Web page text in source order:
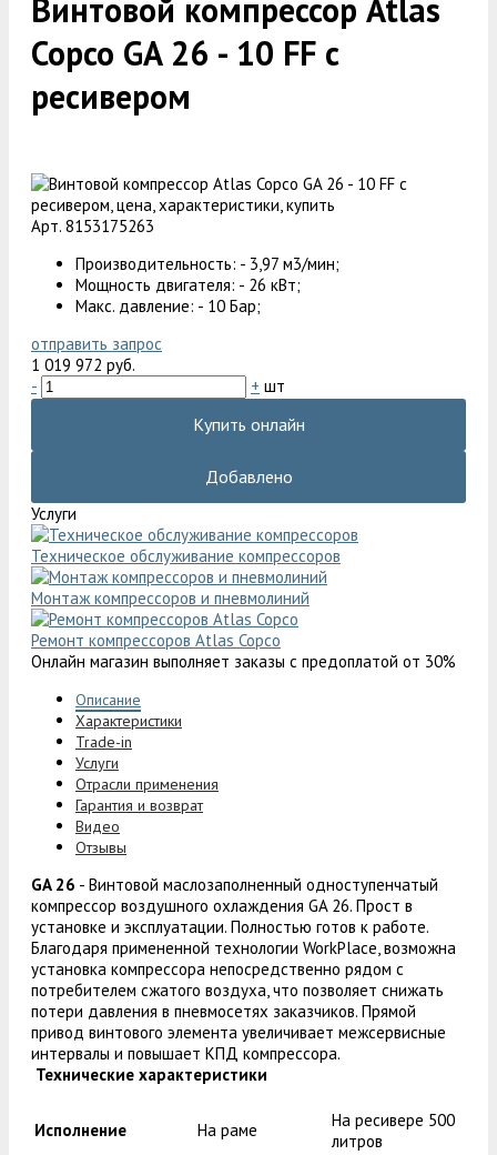
Винтовой компрессор Atlas
Copco GA 26 - 10 FF с
ресивером
Арт. 8153175263
Производительность: - 3,97 м3/мин;
Мощность двигателя: - 26 кВт;
Макс. давление: - 10 Бар;
отправить запрос
1 019 972 руб.
-
+ шт
Купить онлайн
Добавлено
Услуги
Техническое обслуживание компрессоров
Монтаж компрессоров и пневмолиний
Ремонт компрессоров Atlas Copco
Онлайн магазин выполняет заказы с предоплатой от 30%
Описание
Характеристики
Trade-in
Услуги
Отрасли применения
Гарантия и возврат
Видео
Отзывы
GA 26 - Винтовой маслозаполненный одноступенчатый
компрессор воздушного охлаждения GA 26. Прост в
установке и эксплуатации. Полностью готов к работе.
Благодаря примененной технологии WorkPlace, возможна
установка компрессора непосредственно рядом с
потребителем сжатого воздуха, что позволяет снижать
потери давления в пневмосетях заказчиков. Прямой
привод винтового элемента увеличивает межсервисные
интервалы и повышает КПД компрессора.
Технические характеристики
Исполнение На раме
На ресивере 500
литров